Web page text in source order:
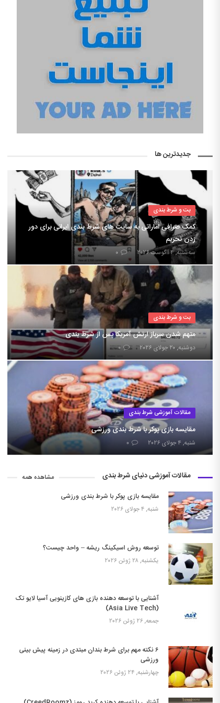
جدیدترین ها
بت و شرط بندی
کمک صرافی اماراتی به سایت های شرط بندی ایرانی برای دور
زدن تحریم
سه‌شنبه, ۴ آگوست ۲۰۲۶ ۰
بت و شرط بندی
متهم شدن سرباز ارتش آمریکا پس از شرط بندی
دوشنبه, ۲۰ جولای ۲۰۲۶ ۰
مقالات آموزشی شرط بندی
مقایسه بازی پوکر با شرط بندی ورزشی
شنبه, ۴ جولای ۲۰۲۶ ۰
مقالات آموزشی دنیای شرط بندی مشاهده همه
مقایسه بازی پوکر با شرط بندی ورزشی
شنبه, ۴ جولای ۲۰۲۶
توسعه روش اسیکینگ ریشه – واحد چیست؟
یکشنبه, ۲۸ ژوئن ۲۰۲۶
آشنایی با توسعه دهنده بازی های کازینویی آسیا لایو تک
(Asia Live Tech)
جمعه, ۲۶ ژوئن ۲۰۲۶
۶ نکته مهم برای شرط بندان مبتدی در زمینه پیش بینی
ورزشی
چهارشنبه, ۲۴ ژوئن ۲۰۲۶